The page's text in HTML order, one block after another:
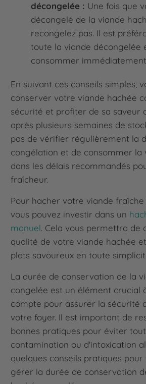
décongelée : Une fois que
décongelé de la viande
recongelez pas. Il est
toute la viande décongelée
consommer
En suivant ces conseils simples,
conserver votre viande hachée
sécurité et profiter de sa saveur
après plusieurs semaines de
pas de vérifier régulièrement la
congélation et de consommer la
dans les délais recommandés
fraîcheur.
Pour hacher votre viande fraîche
vous pouvez investir dans un
manuel. Cela vous permettra de
qualité de votre viande hachée
plats savoureux en toute
La durée de conservation de la
congelée est un élément crucial
compte pour assurer la sécurité
votre foyer. Il est important de
bonnes pratiques pour éviter
contamination ou d'intoxication
quelques conseils pratiques pour
gérer la durée de conservation